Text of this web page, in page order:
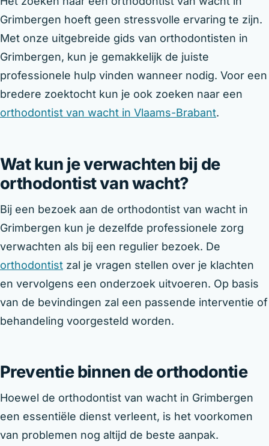
Grimbergen hoeft geen stressvolle ervaring te zijn.
Met onze uitgebreide gids van orthodontisten in
Grimbergen, kun je gemakkelijk de juiste
professionele hulp vinden wanneer nodig. Voor een
bredere zoektocht kun je ook zoeken naar een
orthodontist van wacht in Vlaams-Brabant.
Wat kun je verwachten bij de
orthodontist van wacht?
Bij een bezoek aan de orthodontist van wacht in
Grimbergen kun je dezelfde professionele zorg
verwachten als bij een regulier bezoek. De
orthodontist zal je vragen stellen over je klachten
en vervolgens een onderzoek uitvoeren. Op basis
van de bevindingen zal een passende interventie of
behandeling voorgesteld worden.
Preventie binnen de orthodontie
Hoewel de orthodontist van wacht in Grimbergen
een essentiële dienst verleent, is het voorkomen
van problemen nog altijd de beste aanpak.